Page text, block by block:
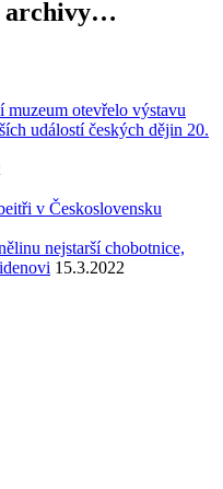
archivy…
muzeum otevřelo výstavu
událostí českých dějin 20.
v Československu
nejstarší chobotnice,
15.3.2022